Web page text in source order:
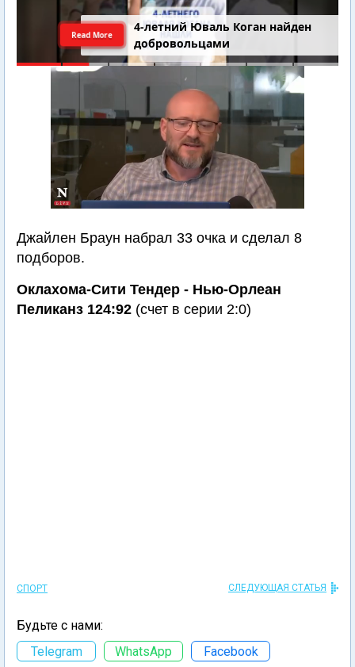
4-летний Юваль Коган найден
добровольцами
Read More
Джайлен Браун набрал 33 очка и сделал 8
подборов.
Оклахома-Сити Тендер - Нью-Орлеан
Пеликанз 124:92 (счет в серии 2:0)
СПОРТ СЛЕДУЮЩАЯ СТАТЬЯ
Будьте с нами:
Telegram
WhatsApp Facebook